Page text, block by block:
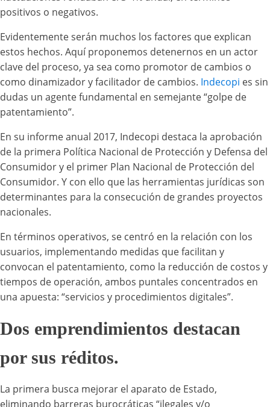
positivos o negativos.
Evidentemente serán muchos los factores que explican
estos hechos. Aquí proponemos detenernos en un actor
clave del proceso, ya sea como promotor de cambios o
como dinamizador y facilitador de cambios. Indecopi es sin
dudas un agente fundamental en semejante “golpe de
patentamiento”.
En su informe anual 2017, Indecopi destaca la aprobación
de la primera Política Nacional de Protección y Defensa del
Consumidor y el primer Plan Nacional de Protección del
Consumidor. Y con ello que las herramientas jurídicas son
determinantes para la consecución de grandes proyectos
nacionales.
En términos operativos, se centró en la relación con los
usuarios, implementando medidas que facilitan y
convocan el patentamiento, como la reducción de costos y
tiempos de operación, ambos puntales concentrados en
una apuesta: “servicios y procedimientos digitales”.
Dos emprendimientos destacan
por sus réditos.
La primera busca mejorar el aparato de Estado,
eliminando barreras burocráticas “ilegales y/o